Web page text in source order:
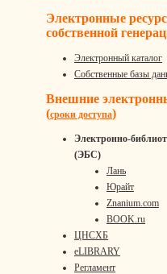
Электронные
собственной
Электронный каталог
Собственные базы
Внешние
(сроки доступа)
Электронно-
(ЭБС)
Лань
Юрайт
Znanium.com
BOOK.ru
ЦНСХБ
eLIBRARY
Регламент